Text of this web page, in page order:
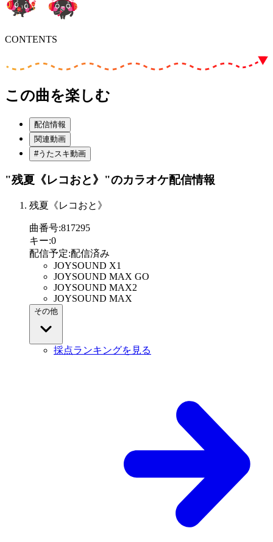
CONTENTS
この曲を楽しむ
配信情報
関連動画
#うたスキ動画
"残夏《レコおと》"のカラオケ配信情報
残夏《レコおと》
曲番号:817295
キー:0
配信予定:配信済み
JOYSOUND X1
JOYSOUND MAX GO
JOYSOUND MAX2
JOYSOUND MAX
その他
採点ランキングを見る